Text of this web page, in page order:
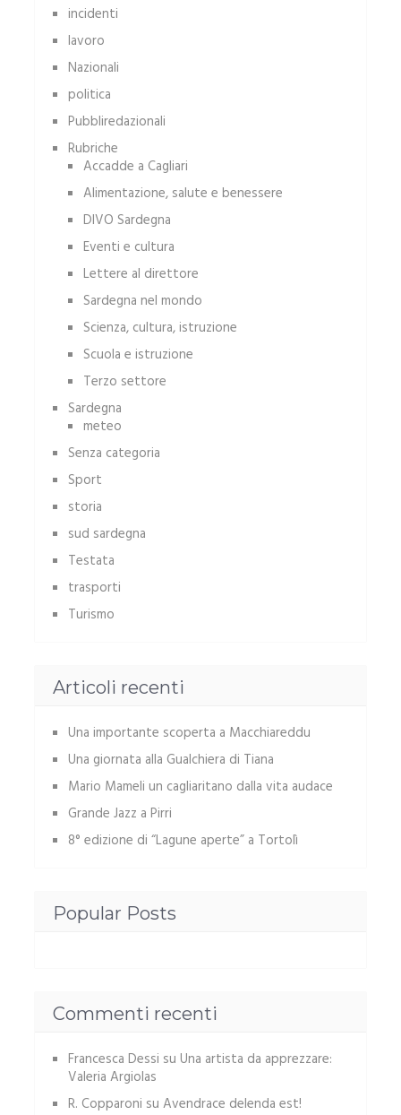
incidenti
lavoro
Nazionali
politica
Pubbliredazionali
Rubriche
Accadde a Cagliari
Alimentazione, salute e benessere
DIVO Sardegna
Eventi e cultura
Lettere al direttore
Sardegna nel mondo
Scienza, cultura, istruzione
Scuola e istruzione
Terzo settore
Sardegna
meteo
Senza categoria
Sport
storia
sud sardegna
Testata
trasporti
Turismo
Articoli recenti
Una importante scoperta a Macchiareddu
Una giornata alla Gualchiera di Tiana
Mario Mameli un cagliaritano dalla vita audace
Grande Jazz a Pirri
8° edizione di “Lagune aperte” a Tortolì
Popular Posts
Commenti recenti
Francesca Dessi su Una artista da apprezzare:
Valeria Argiolas
R. Copparoni su Avendrace delenda est!